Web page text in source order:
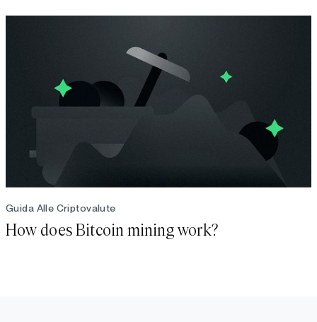
Guida Alle Criptovalute
How does Bitcoin mining work?